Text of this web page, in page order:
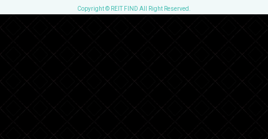
Copyright © REIT FIND All Right Reserved.